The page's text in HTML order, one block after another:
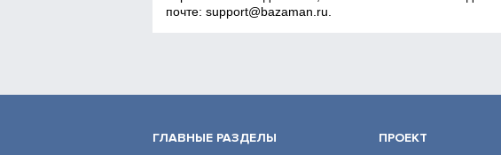
почте:support@bazaman.ru
ГЛАВНЫЕ РАЗДЕЛЫ ПРОЕКТ